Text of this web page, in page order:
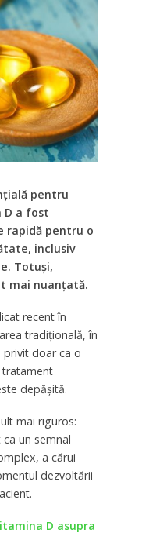
pentru
D a fost
rapidă pentru o
inclusiv
Totuși,
mai nuanțată.
recent în
tradițională, în
privit doar ca o
tratament
depășită.
mai riguros:
un semnal
a cărui
dezvoltării
D asupra